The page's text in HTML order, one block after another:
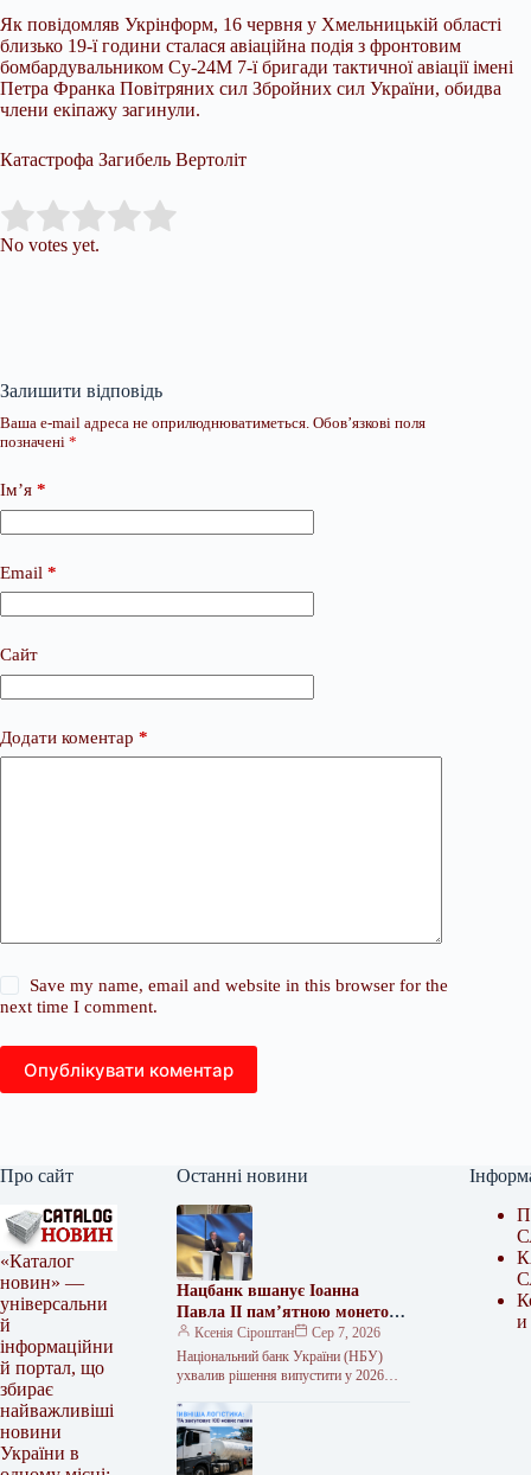
Як повідомляв Укрінформ, 16 червня у Хмельницькій області
близько 19-ї години сталася авіаційна подія з фронтовим
бомбардувальником Су-24М 7-ї бригади тактичної авіації імені
Петра Франка Повітряних сил Збройних сил України, обидва
члени екіпажу загинули.
Катастрофа Загибель Вертоліт
Rate this item:
No votes yet.
Залишити відповідь
Ваша e-mail адреса не оприлюднюватиметься. Обов’язкові поля
позначені *
Ім’я *
Email *
Сайт
Додати коментар *
Save my name, email and website in this browser for the
next time I comment.
Опублікувати коментар
Про сайт
«Каталог
новин» —
універсальни
й
інформаційни
й портал, що
збирає
найважливіші
новини
України в
Останні новини
Нацбанк вшанує Іоанна
Павла II пам’ятною монетою
2026 року
Ксенія Сіроштан
Сер 7, 2026
Національний банк України (НБУ)
ухвалив рішення випустити у 2026
Папі Римському Іоанну Павлу II та 25-
річчю…
и